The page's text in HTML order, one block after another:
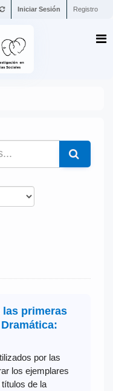
Iniciar Sesión Registro
las primeras
por las
los ejemplares
de la